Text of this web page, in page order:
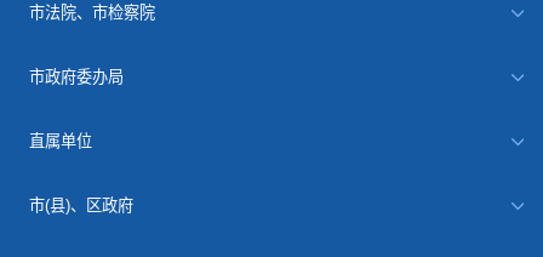
市法院、市检察院
市政府委办局
直属单位
市(县)、区政府